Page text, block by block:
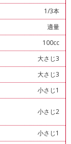
1/3本
適量
100cc
大さじ3
大さじ3
小さじ1
小さじ2
小さじ1